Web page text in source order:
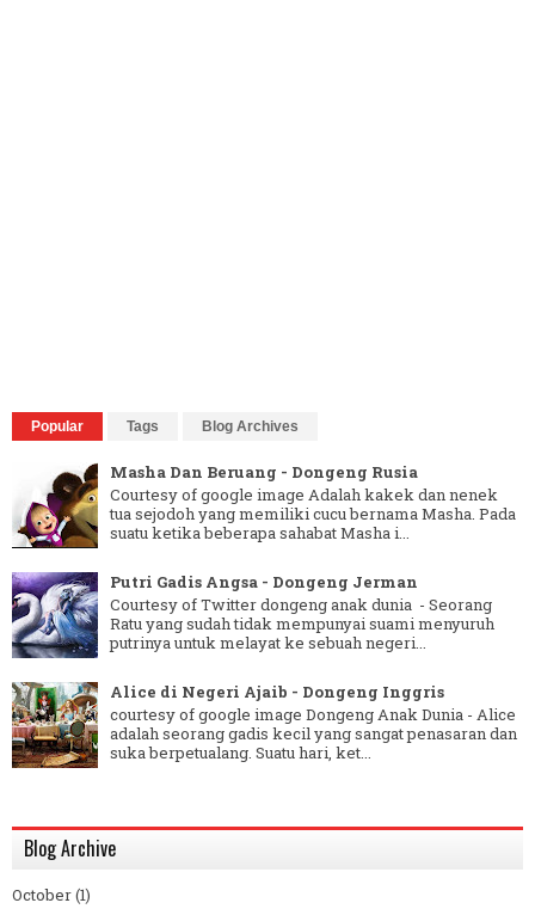
Popular Tags Blog Archives
Masha Dan Beruang - Dongeng Rusia
Courtesy of google image Adalah kakek dan nenek
tua sejodoh yang memiliki cucu bernama Masha. Pada
suatu ketika beberapa sahabat Masha i...
Putri Gadis Angsa - Dongeng Jerman
Courtesy of Twitter dongeng anak dunia - Seorang
Ratu yang sudah tidak mempunyai suami menyuruh
putrinya untuk melayat ke sebuah negeri...
Alice di Negeri Ajaib - Dongeng Inggris
courtesy of google image Dongeng Anak Dunia - Alice
adalah seorang gadis kecil yang sangat penasaran dan
suka berpetualang. Suatu hari, ket...
Blog Archive
October(1)